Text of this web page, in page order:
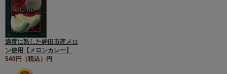
適度に熟した鉾田市産メロ
ン使用【メロンカレー】
540円（税込）円